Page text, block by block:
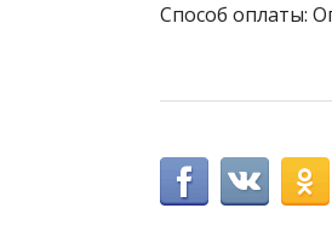
Способ оплаты: